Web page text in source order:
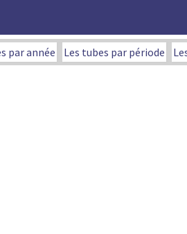
par année Les tubes par période